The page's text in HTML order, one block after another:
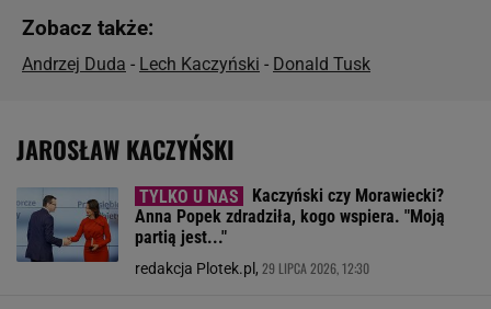
Zobacz także:
Andrzej Duda - Lech Kaczyński - Donald Tusk
JAROSŁAW KACZYŃSKI
Kaczyński czy Morawiecki?
Anna Popek zdradziła, kogo wspiera. "Moją
partią jest..."
redakcja Plotek.pl, 29 LIPCA 2026, 12:30